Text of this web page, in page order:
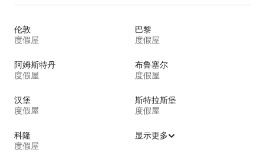
伦敦
度假屋
巴黎
度假屋
阿姆斯特丹
度假屋
布鲁塞尔
度假屋
汉堡
度假屋
斯特拉斯堡
度假屋
科隆
度假屋
显示更多